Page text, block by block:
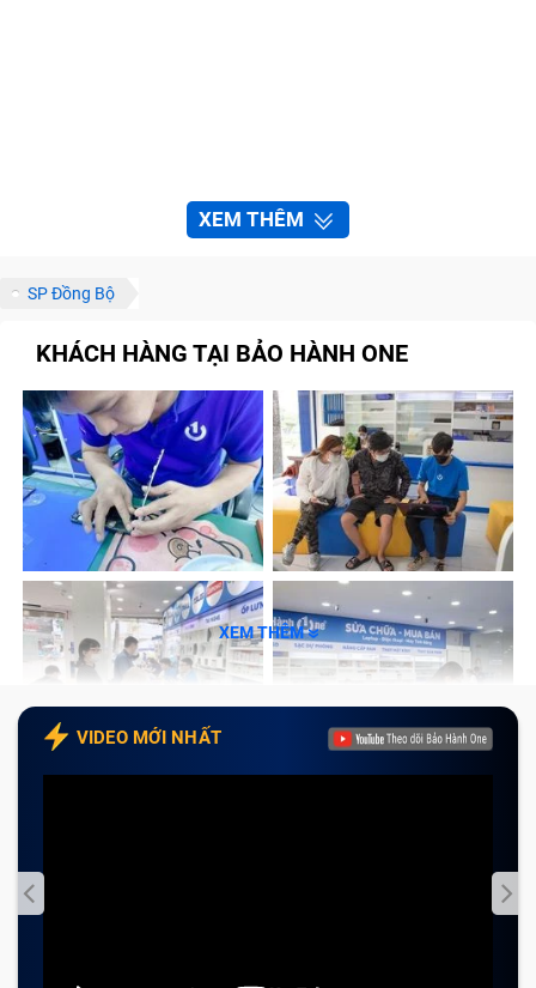
XEM THÊM
SP Đồng Bộ
KHÁCH HÀNG TẠI BẢO HÀNH ONE
XEM THÊM
VIDEO MỚI NHẤT